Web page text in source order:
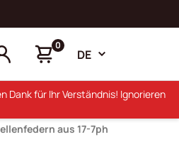
0
DE
aus 17-7ph
Dank für Ihr Verständnis! Ignorieren